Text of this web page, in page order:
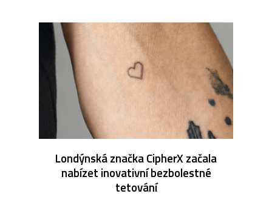
Londýnská značka CipherX začala
nabízet inovativní bezbolestné
tetování